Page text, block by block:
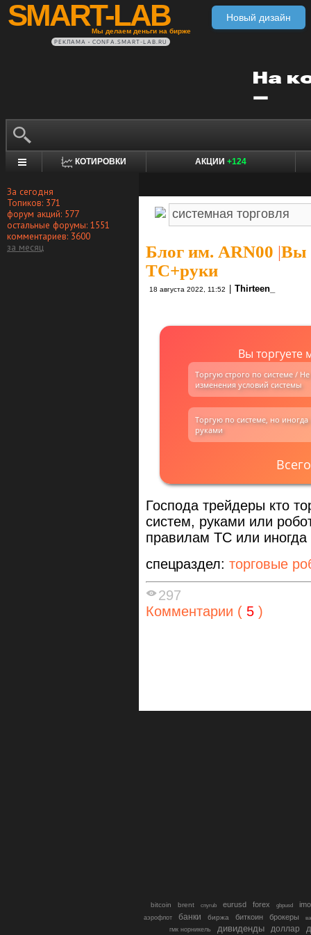
SMART-LAB
Мы делаем деньги на бирже
Новый дизайн
РЕКЛАМА • CONFA.SMART-LAB.RU
КОТИРОВКИ АКЦИИ +124
За сегодня
Топиков: 371
форум акций: 577
остальные форумы: 1551
комментариев: 3600
за месяц
Блог им. ARN00 |Вы
ТС+руки
18 августа 2022, 11:52 Thirteen_
Вы торгуете
Торгую строго по системе /
изменения условий системы
Торгую по системе, но
руками
Господа трейдеры кто
систем, руками или
правилам ТС или
спецраздел: торговые
297
Комментарии ( 5 )
bitcoin brent cnyrub eurusd forex gbpusd
аэрофлот банки биржа биткоин брокеры
гмк норникель
дивиденды доллар